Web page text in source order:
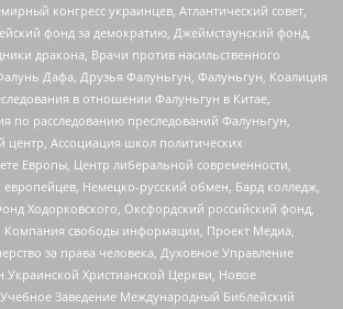
конгресс украинцев, Атлантический совет,
фонд за демократию, Джеймстаунский фонд,
дракона, Врачи против насильственного
Дафа, Друзья Фалуньгун, Фалуньгун, Коалиция
в отношении Фалуньгун в Китае,
по расследованию преследований Фалуньгун,
центр, Ассоциация школ политических
Европы, Центр либеральной современности,
Немецко-русский обмен, Бард колледж,
Ходорковского, Оксфордский российский фонд,
Компания свободы информации, Проект Медиа,
за права человека, Духовное Управление
Украинской Христианской Церкви, Новое
Заведение Международный Библейский